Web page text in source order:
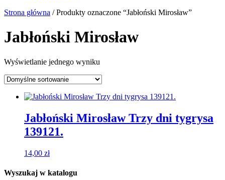
Strona główna / Produkty oznaczone “Jabłoński Mirosław”
Jabłoński Mirosław
Wyświetlanie jednego wyniku
Jabłoński Mirosław Trzy dni tygrysa
139121.
14,00 zł
Wyszukaj w katalogu